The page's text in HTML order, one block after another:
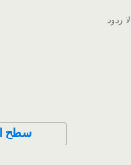
لا ردود
سطح